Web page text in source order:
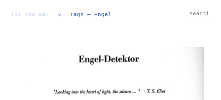
TXT IMG RND ▷ Tags — Engel